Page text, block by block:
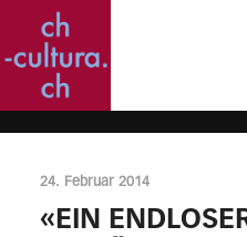
24. Februar 2014
«EIN